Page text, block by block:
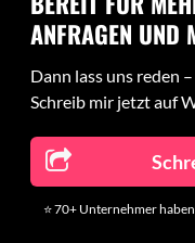
ANFRAGEN UND
Dann lass uns reden
Schreib mir jetzt auf
⭐ 70+ Unternehmer